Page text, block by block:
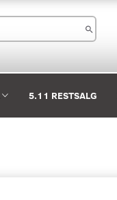
5.11 RESTSALG